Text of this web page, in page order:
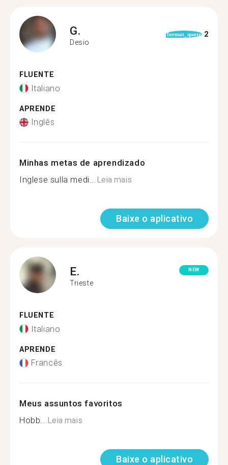
G.
Desio
format_quote 2
FLUENTE
Italiano
APRENDE
Inglês
Minhas metas de aprendizado
Inglese sulla medi...Leia mais
Baixe o aplicativo
E.
Trieste
NEW
FLUENTE
Italiano
APRENDE
Francês
Meus assuntos favoritos
Hobb...Leia mais
Baixe o aplicativo